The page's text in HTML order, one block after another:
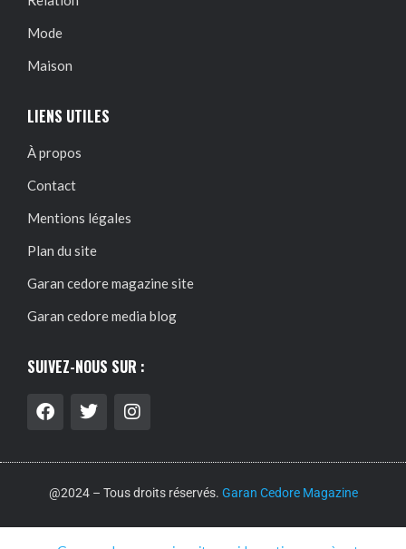
Mode
Maison
LIENS UTILES
À propos
Contact
Mentions légales
Plan du site
Garan cedore magazine site
Garan cedore media blog
SUIVEZ-NOUS SUR :
@2024 – Tous droits réservés. Garan Cedore Magazine